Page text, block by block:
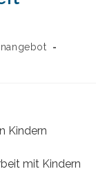
Kindern
mit Kindern